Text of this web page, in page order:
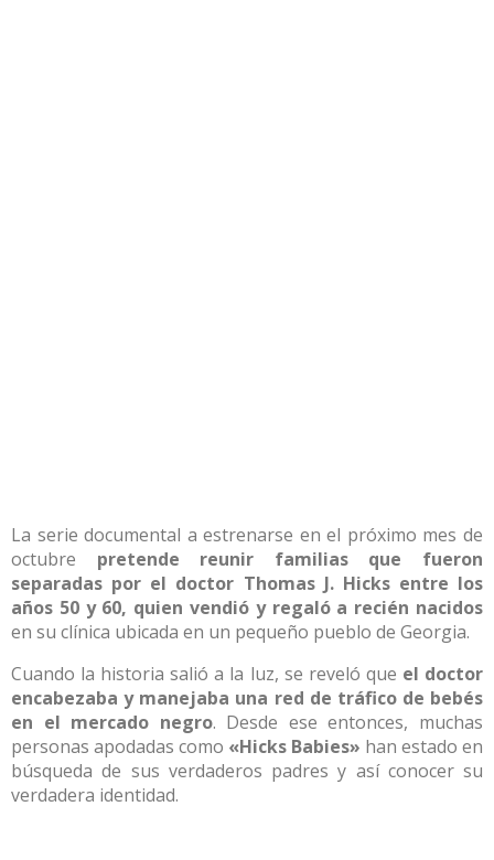
La serie documental a estrenarse en el próximo mes de
octubre pretende reunir familias que fueron
separadas por el doctor Thomas J. Hicks entre los
años 50 y 60, quien vendió y regaló a recién nacidos
en su clínica ubicada en un pequeño pueblo de Georgia.
Cuando la historia salió a la luz, se reveló que el doctor
encabezaba y manejaba una red de tráfico de bebés
en el mercado negro. Desde ese entonces, muchas
personas apodadas como «Hicks Babies» han estado en
búsqueda de sus verdaderos padres y así conocer su
verdadera identidad.